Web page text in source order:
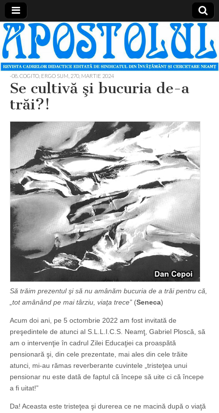
Apostolul
Revista
cadrelor
didactice
din
judetul
Neamt
-08. COGITO, ERGO SUM 270, MARTIE 2024
Se cultivă şi bucuria de-a
trăi?!
Să trăim prezentul şi să nu amânăm bucuria de a trăi pentru că,
„tot amânând pe mai târziu, viaţa trece” (Seneca)
Acum doi ani, pe 5 octombrie 2022 am fost invitată de
preşedintele de atunci al S.L.L.I.C.S. Neamţ, Gabriel Ploscă, să
am o intervenţie în cadrul Zilei Educaţiei ca proaspătă
pensionară şi, din cele prezentate, mai ales din cele trăite
atunci, mi-au rămas reverberante cuvintele „tristeţea unui
pensionar nu este dată de faptul că începe să uite ci că începe
a fi uitat!”
Da! Aceasta este tristeţea şi durerea ce ne macină după o viaţă